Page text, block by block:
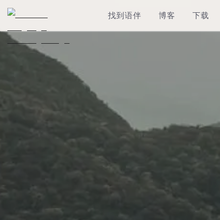
找到语伴 博客 下载